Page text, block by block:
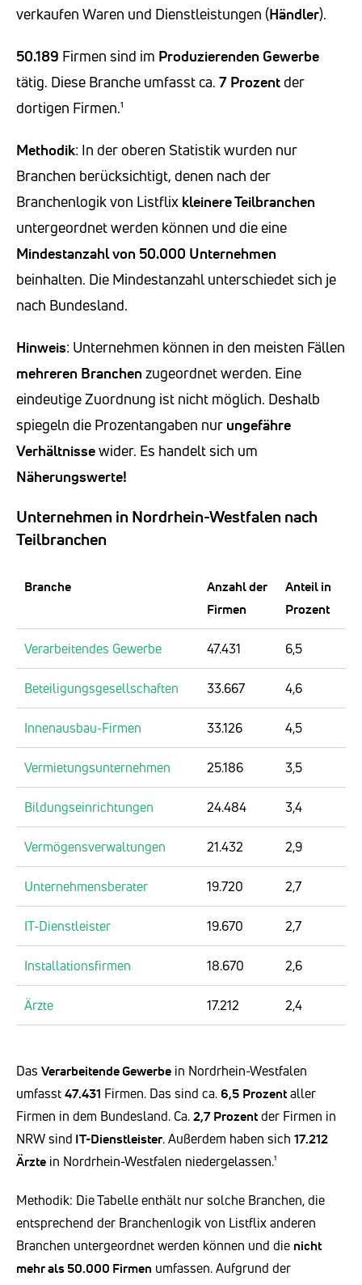
verkaufen Waren und Dienstleistungen (Händler).
50.189 Firmen sind im Produzierenden Gewerbe
tätig. Diese Branche umfasst ca. 7 Prozentder
dortigen Firmen.¹
Methodik: In der oberen Statistik wurden nur
Branchen berücksichtigt, denen nach der
Branchenlogik von Listflix kleinere Teilbranchen
untergeordnet werden können und die eine
Mindestanzahl von 50.000 Unternehmen
beinhalten. Die Mindestanzahl unterschiedet sich je
nach Bundesland.
Hinweis: Unternehmen können in den meisten Fällen
mehreren Branchen zugeordnet werden. Eine
eindeutige Zuordnung ist nicht möglich. Deshalb
spiegeln die Prozentangaben nur ungefähre
Verhältnissewider. Es handelt sich um
Näherungswerte!
Unternehmen in Nordrhein-Westfalen nach
Teilbranchen
Branche
Anzahl der
Firmen
Anteil in
Prozent
Verarbeitendes Gewerbe 47.431 6,5
Beteiligungsgesellschaften 33.667 4,6
Innenausbau-Firmen 33.126 4,5
Vermietungsunternehmen 25.186 3,5
Bildungseinrichtungen 24.484 3,4
Vermögensverwaltungen 21.432 2,9
Unternehmensberater 19.720 2,7
IT-Dienstleister 19.670 2,7
Installationsfirmen 18.670 2,6
Ärzte 17.212 2,4
Das Verarbeitende Gewerbe in Nordrhein-Westfalen
umfasst47.431 Firmen. Das sind ca. 6,5 Prozentaller
Firmen in dem Bundesland. Ca.2,7 Prozentder Firmen in
NRW sind IT-Dienstleister. Außerdem haben sich 17.212
Ärzte in Nordrhein-Westfalen niedergelassen.¹
Methodik: Die Tabelle enthält nur solche Branchen, die
entsprechend der Branchenlogik von Listflix anderen
Branchen untergeordnet werden können und die nicht
mehr als 50.000 Firmen umfassen. Aufgrund der